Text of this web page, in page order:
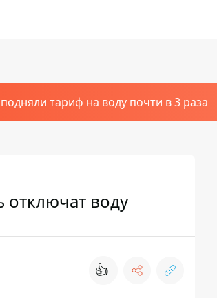
тариф на воду почти в 3 раза
отключат воду
👍